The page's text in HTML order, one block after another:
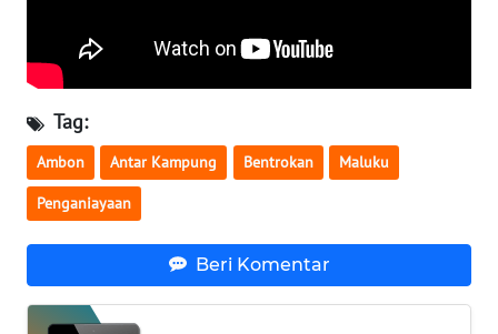
Tag:
Ambon Antar Kampung Bentrokan Maluku
Penganiayaan
Beri Komentar
WN
SULBAR
WN
WN